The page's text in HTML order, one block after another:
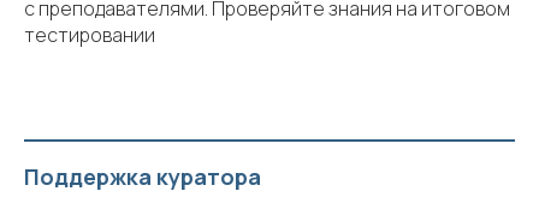
с преподавателями. Проверяйте знания на итоговом
тестировании
Поддержка куратора